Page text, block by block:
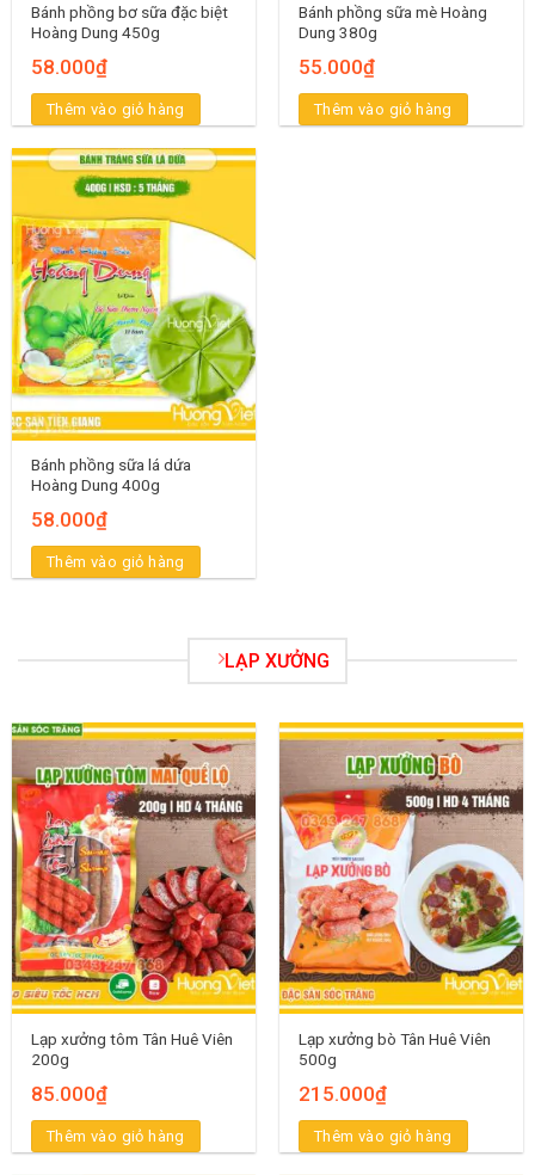
Bánh phồng bơ sữa đặc biệt
Hoàng Dung 450g
58.000₫
Thêm vào giỏ hàng
Bánh phồng sữa mè Hoàng
Dung 380g
55.000₫
Thêm vào giỏ hàng
Bánh phồng sữa lá dứa
Hoàng Dung 400g
58.000₫
Thêm vào giỏ hàng
LẠP XƯỞNG
Lạp xưởng tôm Tân Huê Viên
200g
85.000₫
Thêm vào giỏ hàng
Lạp xưởng bò Tân Huê Viên
500g
215.000₫
Thêm vào giỏ hàng